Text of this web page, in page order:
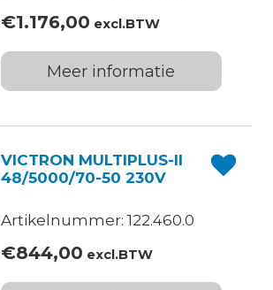
€1.176,00 excl.BTW
Meer informatie
VICTRON MULTIPLUS-II
48/5000/70-50 230V
Artikelnummer: 122.460.0
€844,00 excl.BTW